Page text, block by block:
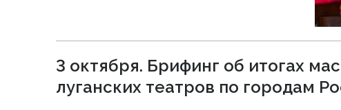
3 октября. Брифинг об итогах
луганских театров по городам